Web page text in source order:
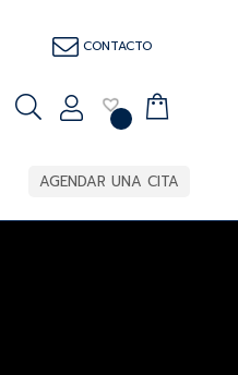
CONTACTO
AGENDAR UNA CITA